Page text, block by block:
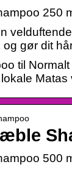
250
gør dit
til
500